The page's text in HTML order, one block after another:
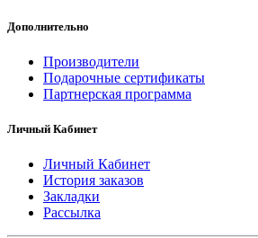
Дополнительно
Производители
Подарочные сертификаты
Партнерская программа
Личный Кабинет
Личный Кабинет
История заказов
Закладки
Рассылка